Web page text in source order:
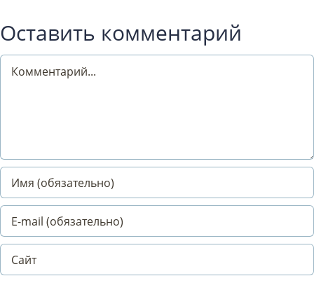
Оставить комментарий
Comment